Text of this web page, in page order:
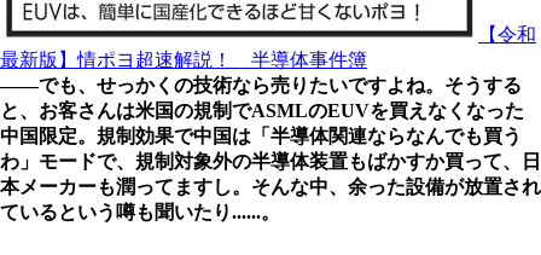
【令和
最新版】情ポヨ超速解説！ 半導体事件簿
――でも、せっかくの技術なら売りたいですよね。そうする
と、お客さんは米国の規制でASMLのEUVを買えなくなった
中国限定。規制効果で中国は「半導体関連ならなんでも買う
わ」モードで、規制対象外の半導体装置もばかすか買って、日
本メーカーも潤ってますし。そんな中、余った設備が放置され
ているという噂も聞いたり......。